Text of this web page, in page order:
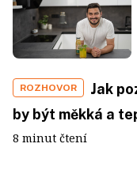
ROZHOVOR
Jak
by být měkká a
8 minut čtení